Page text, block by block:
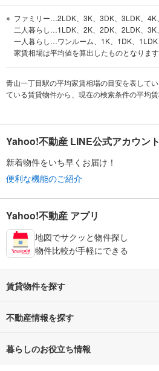
ファミリー…2LDK、3K、3DK、3LDK、4K
二人暮らし…1LDK、2K、2DK、2LDK、3K
一人暮らし…ワンルーム、1K、1DK、1LDK
家賃相場は平均値を算出したものとなります
青山一丁目駅の平均家賃相場の目安を表して
ている賃貸物件から、現在の検索条件の平均賃
Yahoo!不動産 LINE公式アカウント
新着物件をいち早くお届け！
便利な機能のご紹介
Yahoo!不動産 アプリ
地図でサクッと物件探し
物件比較が手軽にできる
賃貸物件を探す
路線・駅から探す
通勤時間から探す
不動産情報を探す
不動産・住宅
暮らしのお役立ち情報